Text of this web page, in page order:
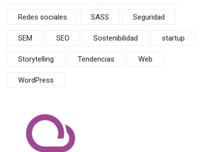
Redes sociales SASS Seguridad
SEM SEO Sostenibilidad startup
Storytelling Tendencias Web
WordPress